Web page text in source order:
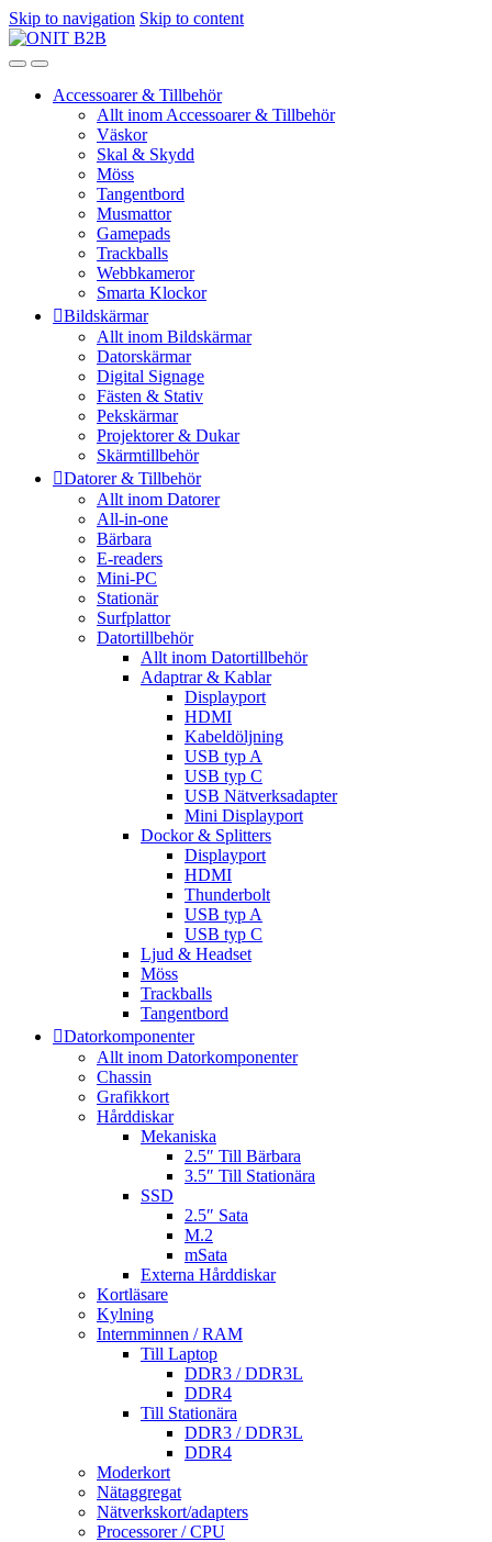
Skip to navigation Skip to content
Accessoarer & Tillbehör
Allt inom Accessoarer & Tillbehör
Väskor
Skal & Skydd
Möss
Tangentbord
Musmattor
Gamepads
Trackballs
Webbkameror
Smarta Klockor
Bildskärmar
Allt inom Bildskärmar
Datorskärmar
Digital Signage
Fästen & Stativ
Pekskärmar
Projektorer & Dukar
Skärmtillbehör
Datorer & Tillbehör
Allt inom Datorer
All-in-one
Bärbara
E-readers
Mini-PC
Stationär
Surfplattor
Datortillbehör
Allt inom Datortillbehör
Adaptrar & Kablar
Displayport
HDMI
Kabeldöljning
USB typ A
USB typ C
USB Nätverksadapter
Mini Displayport
Dockor & Splitters
Displayport
HDMI
Thunderbolt
USB typ A
USB typ C
Ljud & Headset
Möss
Trackballs
Tangentbord
Datorkomponenter
Allt inom Datorkomponenter
Chassin
Grafikkort
Hårddiskar
Mekaniska
2.5″ Till Bärbara
3.5″ Till Stationära
SSD
2.5″ Sata
M.2
mSata
Externa Hårddiskar
Kortläsare
Kylning
Internminnen / RAM
Till Laptop
DDR3 / DDR3L
DDR4
Till Stationära
DDR3 / DDR3L
DDR4
Moderkort
Nätaggregat
Nätverkskort/adapters
Processorer / CPU